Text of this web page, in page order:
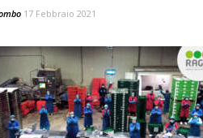
17 Febbraio 2021